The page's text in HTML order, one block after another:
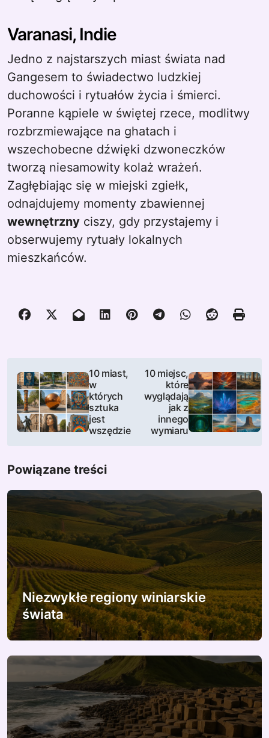
Varanasi, Indie
Jedno z najstarszych miast świata nad
Gangesem to świadectwo ludzkiej
duchowości i rytuałów życia i śmierci.
Poranne kąpiele w świętej rzece, modlitwy
rozbrzmiewające na ghatach i
wszechobecne dźwięki dzwoneczków
tworzą niesamowity kolaż wrażeń.
Zagłębiając się w miejski zgiełk,
odnajdujemy momenty zbawiennej
wewnętrzny ciszy, gdy przystajemy i
obserwujemy rytuały lokalnych
mieszkańców.
N
w
g
a
c
j
a
w
p
i
s
u
10 miast,
w
których
sztuka
jest
wszędzie
10 miejsc,
które
wyglądają
jak z
innego
wymiaru
Powiązane treści
Niezwykłe regiony winiarskie
świata